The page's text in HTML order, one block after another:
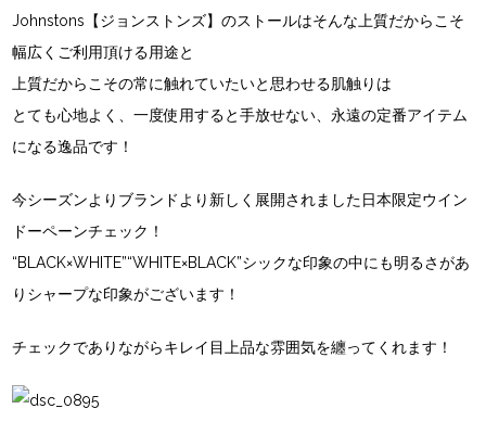
Johnstons【ジョンストンズ】のストールはそんな上質だからこそ
幅広くご利用頂ける用途と
上質だからこその常に触れていたいと思わせる肌触りは
とても心地よく、一度使用すると手放せない、永遠の定番アイテム
になる逸品です！
今シーズンよりブランドより新しく展開されました日本限定ウイン
ドーペーンチェック！
“BLACK×WHITE”“WHITE×BLACK”シックな印象の中にも明るさがあ
りシャープな印象がございます！
チェックでありながらキレイ目上品な雰囲気を纏ってくれます！